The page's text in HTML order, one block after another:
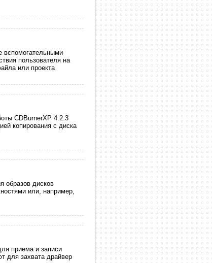
вспомогательными
пользователя на
или проекта
CDBurnerXP 4.2.3
копирования с диска
образов дисков
или, например,
приема и записи
для захвата драйвер